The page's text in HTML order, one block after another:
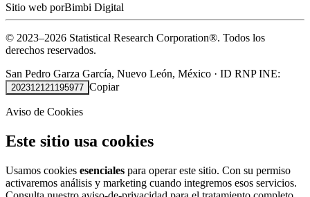
Sitio web porBimbi Digital
© 2023–2026 Statistical Research Corporation®. Todos los
derechos reservados.
San Pedro Garza García, Nuevo León, México · ID RNP INE:
202312121195977 Copiar
Aviso de Cookies
Este sitio usa cookies
Usamos cookies esenciales para operar este sitio. Con su permiso
activaremos análisis y marketing cuando integremos esos servicios.